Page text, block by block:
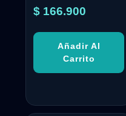
$ 166.900
Añadir Al
Carrito